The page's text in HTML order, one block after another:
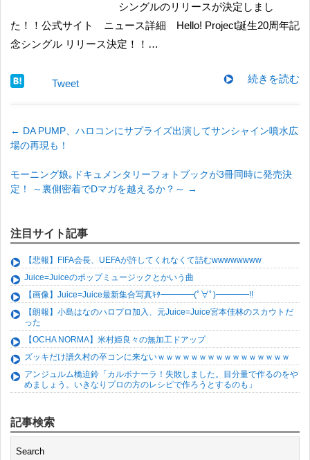
シングルのリリースが決定しまし
た！！公式サイト ニュース詳細 Hello! Project誕生20周年記
念シングル リリース決定！！…
続きを読む
Tweet
← DA PUMP、ハロコンにサプライズ出演してサンシャイン噴水広
場の再現も！
モーニング娘｡ドキュメンタリーフォトブックが3冊同時に発売決
定！ ～裏側密着でDマガを越えるか？～ →
注目サイト記事
【悲報】FIFA会長、UEFAが許してくれなくて詰むwwwwwwww
Juice=Juiceのポップミュージックとかいう曲
【画像】Juice=Juice最新集合写真ｷﾀ━━━━(ﾟ∀ﾟ)━━━━!!
【朗報】小島はなのハロプロ加入、元Juice=Juice宮本佳林のスカウトだ
った
【OCHA NORMA】米村姫良々の無加工ドアップ
ズッキだけ譜久村の卒コンに来ないｗｗｗｗｗｗｗｗｗｗｗｗｗｗｗｗ
アンジュルム橋迫鈴「カルボナーラ！失敗しました。目分量で作るのをや
めましょう。いきなりプロの方のレシピで作ろうとするのも」
記事検索